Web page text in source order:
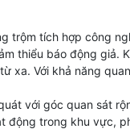
trộm tích hợp công
thiểu báo động
xa. Với khả năng
với góc quan sát
động trong khu vực,